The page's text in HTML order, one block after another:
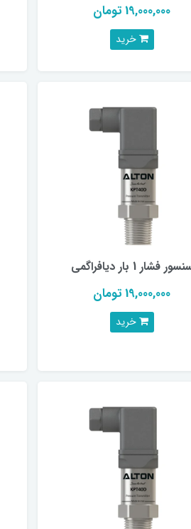
19,000,000 تومان
خرید
فشار 1 بار دیافراگمی
19,000,000 تومان
خرید